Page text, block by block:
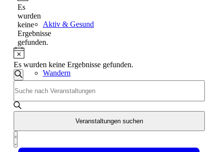
Aktiv & Gesund
Wandern
Wandertipps
Hinweis
Es
wurden
keine
Ergebnisse
gefunden.
Hinweis
Es wurden keine Ergebnisse gefunden.
Veranstaltungen
Such-
und
Ansichtennavigation
Suche
Sie
Das
Schlüsselwort.
nach
Veranstaltungen
Schlüsselwort.
Veranstaltungen suchen
Veranstaltung
Ansichten-
Zusammenfassung